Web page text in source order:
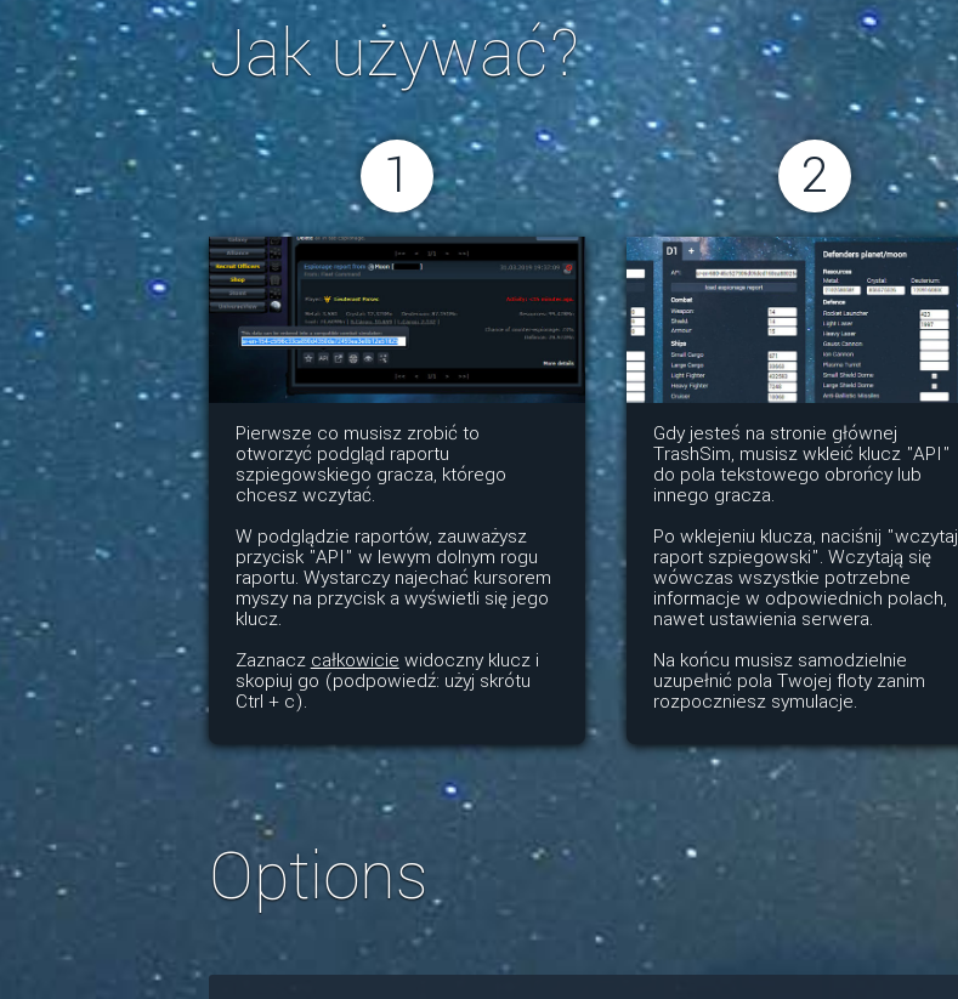
Jak używać?
1
Pierwsze co musisz zrobić to
otworzyć podgląd raportu
szpiegowskiego gracza, którego
chcesz wczytać.
W podglądzie raportów, zauważysz
przycisk "API" w lewym dolnym rogu
raportu. Wystarczy najechać kursorem
myszy na przycisk a wyświetli się jego
klucz.
Zaznacz całkowicie widoczny klucz i
skopiuj go (podpowiedź: użyj skrótu
Ctrl + c).
2
Gdy jesteś na stronie głównej
TrashSim, musisz wkleić klucz "API"
do pola tekstowego obrońcy lub
innego gracza.
Po wklejeniu klucza, naciśnij "wczytaj
raport szpiegowski". Wczytają się
wówczas wszystkie potrzebne
informacje w odpowiednich polach,
nawet ustawienia serwera.
Na końcu musisz samodzielnie
uzupełnić pola Twojej floty zanim
rozpoczniesz symulacje.
Options